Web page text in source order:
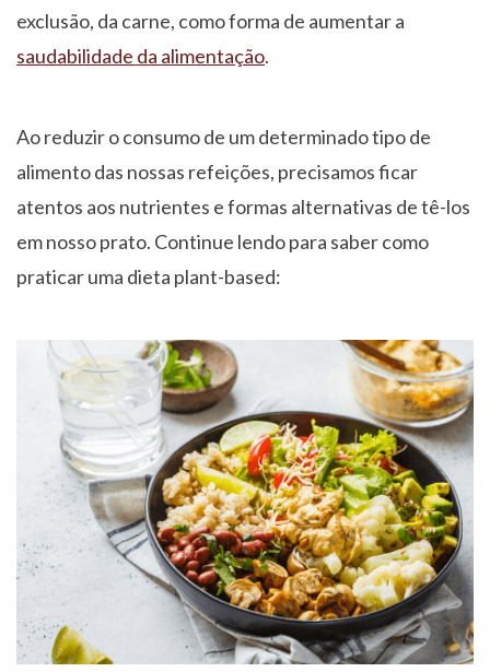
exclusão, da carne, como forma de aumentar a
saudabilidade da alimentação.
Ao reduzir o consumo de um determinado tipo de
alimento das nossas refeições, precisamos ficar
atentos aos nutrientes e formas alternativas de tê-los
em nosso prato. Continue lendo para saber como
praticar uma dieta plant-based: